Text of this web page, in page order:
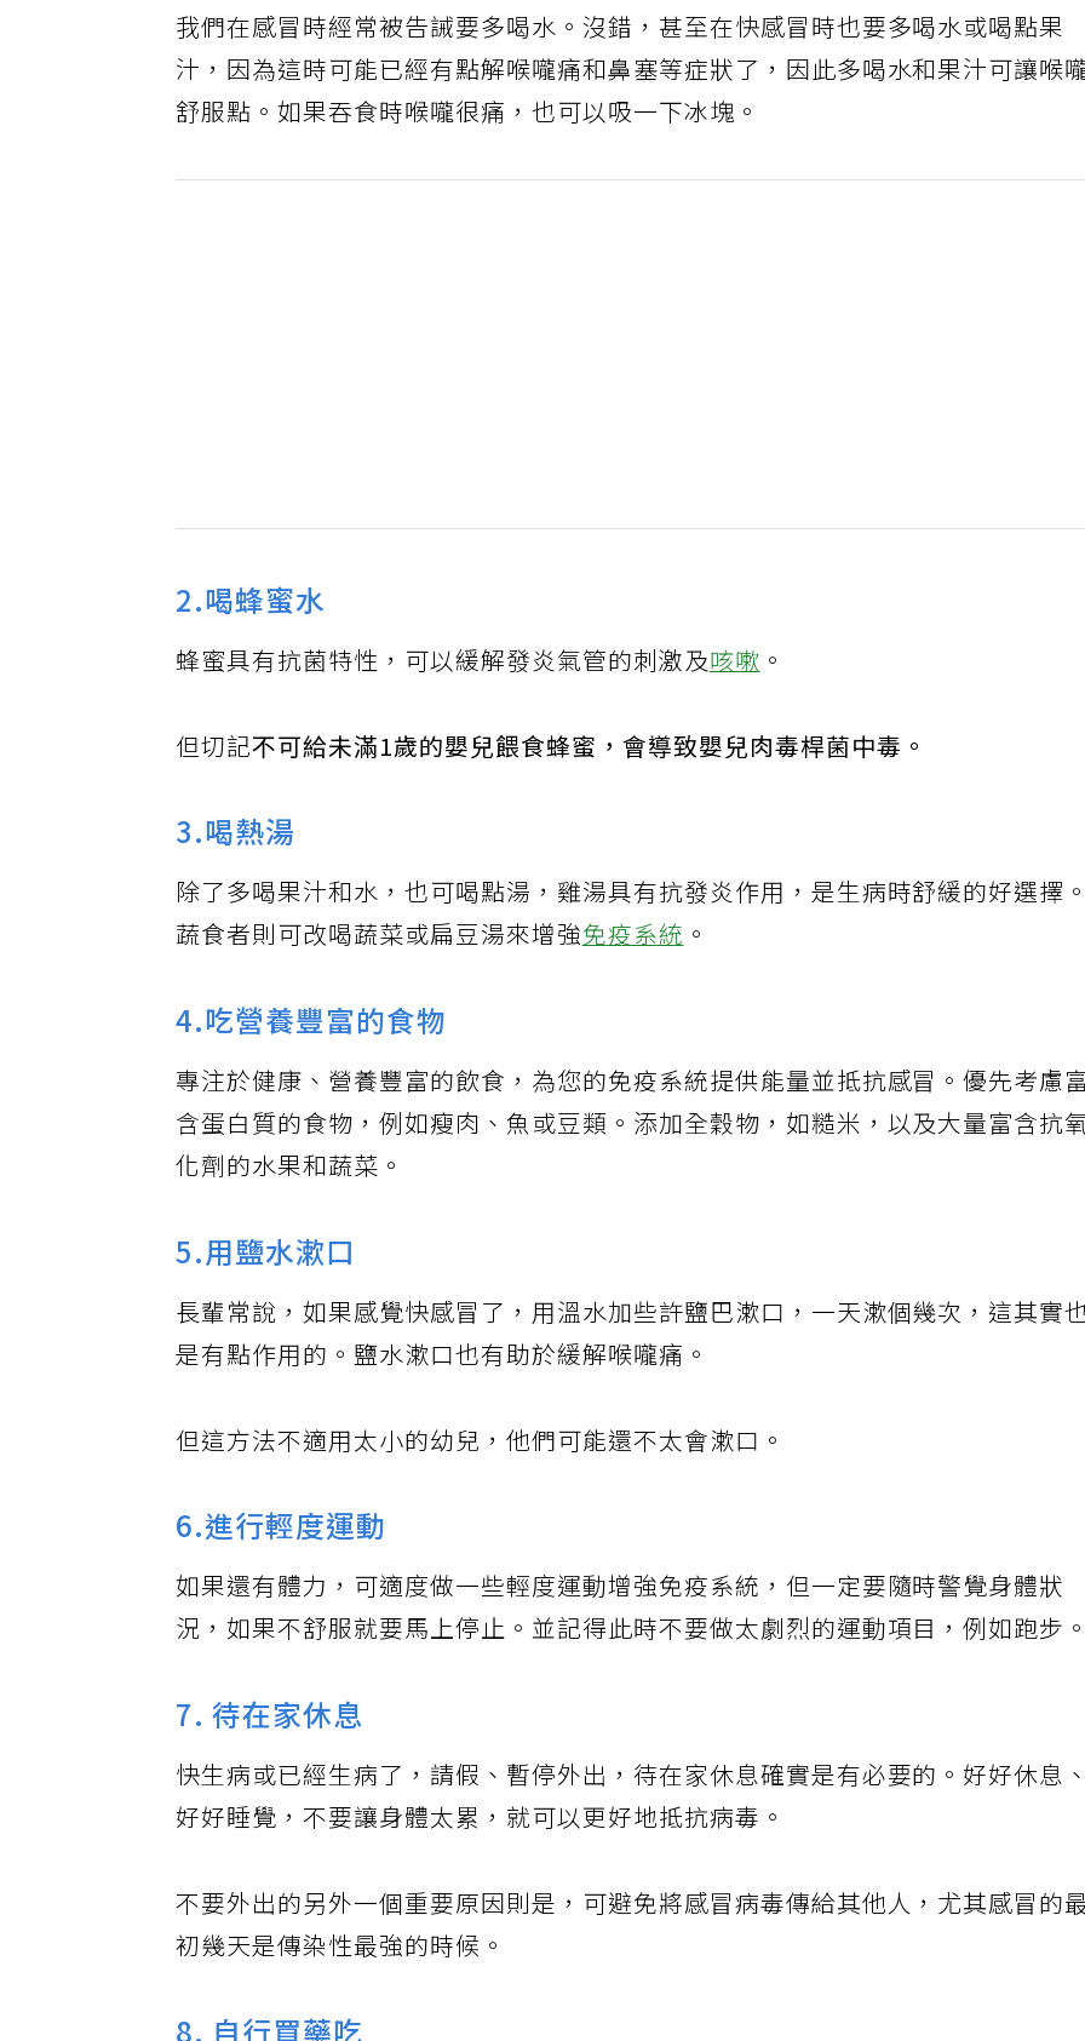
我們在感冒時經常被告誡要多喝水。沒錯，甚至在快感冒時也要多喝水或喝點果
汁，因為這時可能已經有點解喉嚨痛和鼻塞等症狀了，因此多喝水和果汁可讓喉
舒服點。如果吞食時喉嚨很痛，也可以吸一下冰塊。
2.喝蜂蜜水
蜂蜜具有抗菌特性，可以緩解發炎氣管的刺激及咳嗽 。
但切記不可給未滿1歲的嬰兒餵食蜂蜜，會導致嬰兒肉毒桿菌中毒。
3.喝熱湯
除了多喝果汁和水，也可喝點湯，雞湯具有抗發炎作用，是生病時舒緩的好選擇
蔬食者則可改喝蔬菜或扁豆湯來增強免疫系統 。
4.吃營養豐富的食物
專注於健康、營養豐富的飲食，為您的免疫系統提供能量並抵抗感冒。優先考慮
含蛋白質的食物，例如瘦肉、魚或豆類。添加全穀物，如糙米，以及大量富含抗
化劑的水果和蔬菜。
5.用鹽水漱口
長輩常說，如果感覺快感冒了，用溫水加些許鹽巴漱口，一天漱個幾次，這其實
是有點作用的。鹽水漱口也有助於緩解喉嚨痛。
但這方法不適用太小的幼兒，他們可能還不太會漱口。
6.進行輕度運動
如果還有體力，可適度做一些輕度運動增強免疫系統，但一定要隨時警覺身體狀
況，如果不舒服就要馬上停止。並記得此時不要做太劇烈的運動項目，例如跑步
7. 待在家休息
快生病或已經生病了，請假、暫停外出，待在家休息確實是有必要的。好好休息
好好睡覺，不要讓身體太累，就可以更好地抵抗病毒。
不要外出的另外一個重要原因則是，可避免將感冒病毒傳給其他人，尤其感冒的
初幾天是傳染性最強的時候。